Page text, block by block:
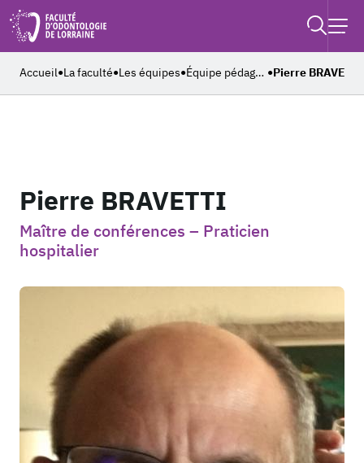
Accueil●La faculté●Les équipes● Équipe pédagogique ●Pierre BRAVETTI
Pierre BRAVETTI
Maître de conférences – Praticien
hospitalier